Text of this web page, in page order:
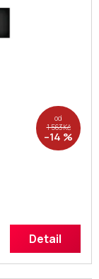
od
1 563 Kč
–14 %
Detail